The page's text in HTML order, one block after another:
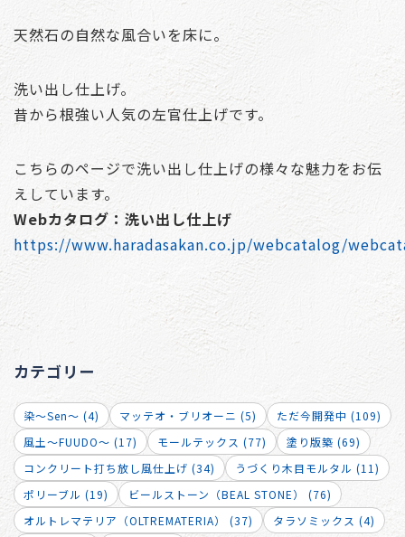
天然石の自然な風合いを床に。
洗い出し仕上げ。
昔から根強い人気の左官仕上げです。
こちらのページで洗い出し仕上げの様々な魅力をお伝
えしています。
Webカタログ：洗い出し仕上げ
https://www.haradasakan.co.jp/webcatalog/
カテゴリー
染～Sen～ (4) マッテオ・ブリオーニ (5)
ただ今開発中 (109)
風土～FUUDO～ (17)
モールテックス (77)
塗り版築 (69)
コンクリート打ち放し風仕上げ (34)
うづくり木目モルタル (11)
ポリーブル (19)
ビールストーン（BEAL STONE） (76)
オルトレマテリア（OLTREMATERIA） (37)
タラソミックス (4)